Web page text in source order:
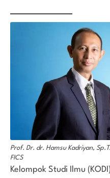
Prof. Dr. dr. Hamsu Kadriyan,
FICS
Kelompok Studi Ilmu